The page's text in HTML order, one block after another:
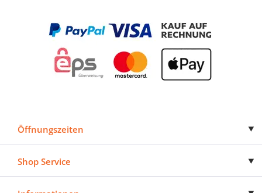
Öffnungszeiten
Shop Service